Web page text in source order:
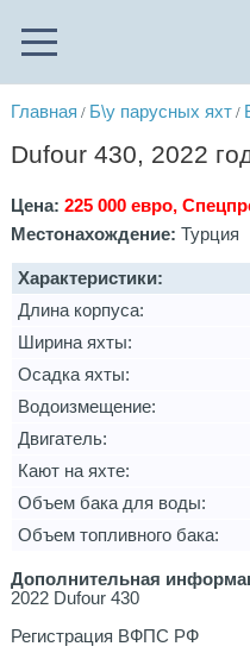
Главная / Б\у парусных яхт /
Dufour 430, 2022
Цена:225 000 евро,
Местонахождение:Турция
Характеристики:
Длина корпуса:
Ширина яхты:
Осадка яхты:
Водоизмещение:
Двигатель:
Кают на яхте:
Объем бака для воды:
Объем топливного бака:
Дополнительная
2022 Dufour 430
Регистрация ВФПС РФ